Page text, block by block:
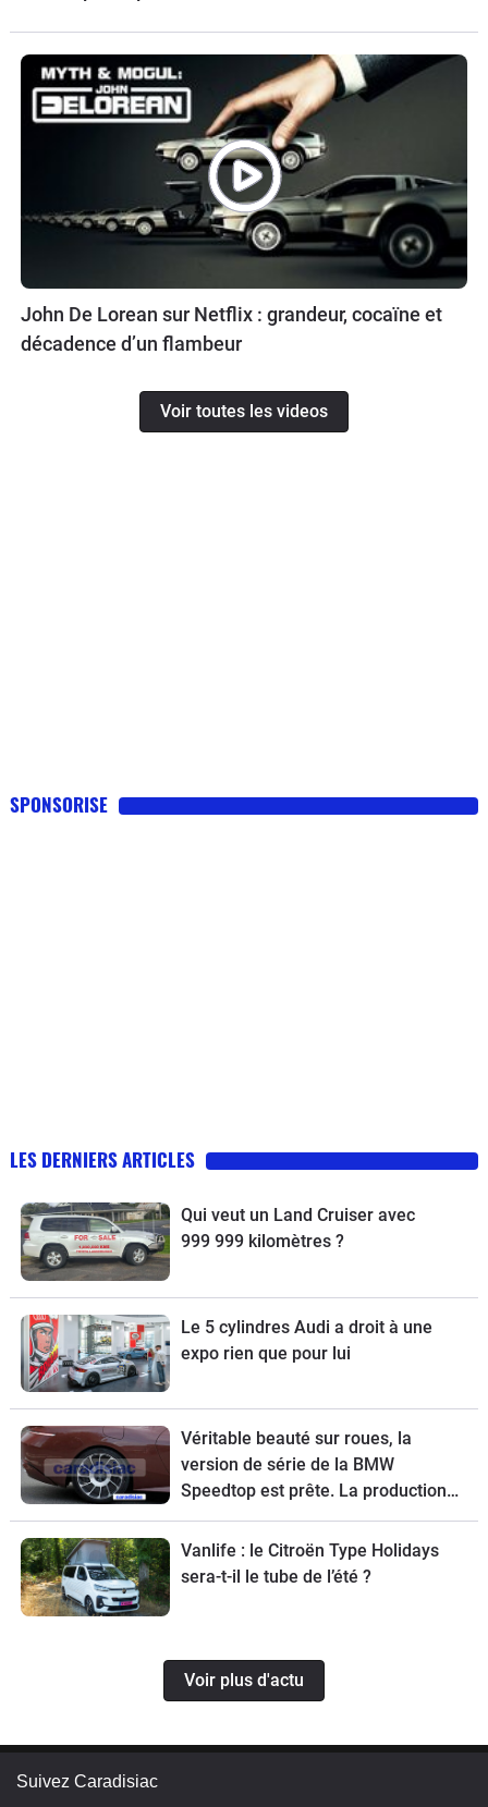
John De Lorean sur Netflix : grandeur, cocaïne et
décadence d’un flambeur
Voir toutes les videos
SPONSORISE
LES DERNIERS ARTICLES
Qui veut un Land Cruiser avec
999 999 kilomètres ?
Le 5 cylindres Audi a droit à une
expo rien que pour lui
Véritable beauté sur roues, la
version de série de la BMW
Speedtop est prête. La production
de ce break de chasse sera limitée à
70 exemplaires.
Vanlife : le Citroën Type Holidays
sera-t-il le tube de l’été ?
Voir plus d'actu
Suivez Caradisiac